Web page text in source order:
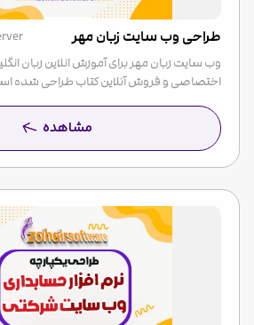
طراحی وب سایت زبان مهر
وب سایت زبان مهر برای آموزش انلاین زبان
اختصاصی و فروش آنلاین کتاب طراحی شده
مشاهده